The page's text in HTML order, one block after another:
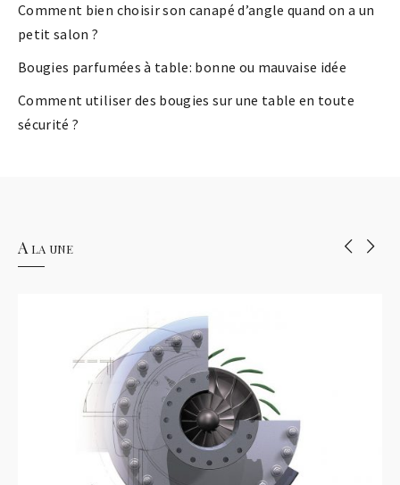
Comment bien choisir son canapé d’angle quand on a un
petit salon ?
Bougies parfumées à table: bonne ou mauvaise idée
Comment utiliser des bougies sur une table en toute
sécurité ?
A la une